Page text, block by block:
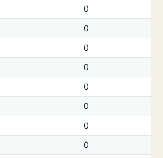
0
0
0
0
0
0
0
0